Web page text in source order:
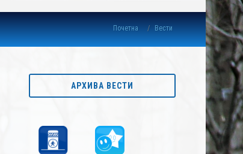
Почетна Вести
АРХИВА ВЕСТИ